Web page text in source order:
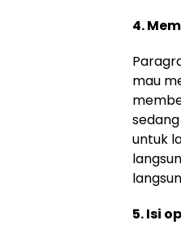
4.
mau
untuk
5. Isi